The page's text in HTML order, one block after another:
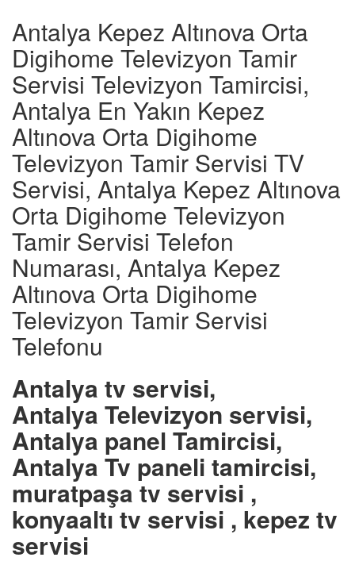
Antalya Kepez Altınova Orta
Digihome Televizyon Tamir
Servisi Televizyon Tamircisi,
Antalya En Yakın Kepez
Altınova Orta Digihome
Televizyon Tamir Servisi TV
Servisi, Antalya Kepez Altınova
Orta Digihome Televizyon
Tamir Servisi Telefon
Numarası, Antalya Kepez
Altınova Orta Digihome
Televizyon Tamir Servisi
Telefonu
Antalya tv servisi,
Antalya Televizyon servisi,
Antalya panel Tamircisi,
Antalya Tv paneli tamircisi,
muratpaşa tv servisi ,
konyaaltı tv servisi , kepez tv
servisi